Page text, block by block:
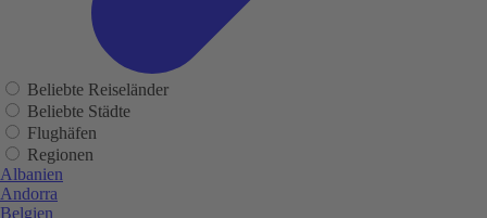
Beliebte Reiseländer
Beliebte Städte
Flughäfen
Regionen
Albanien
Andorra
Belgien